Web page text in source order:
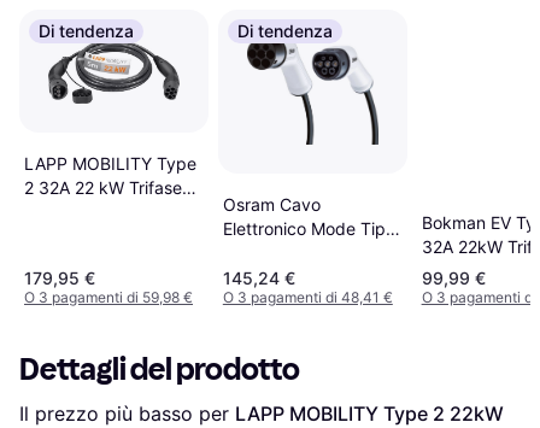
Di tendenza
LAPP MOBILITY Type
2 32A 22 kW Trifase
179,95 €
O 3 pagamenti di 59,98 €
Di tendenza
Osram Cavo
Elettronico Mode Tipo
Trifase 5m
145,24 €
O 3 pagamenti di 48,41 €
Bokman EV
32A 22kW
99,99 €
O 3 pagamenti
Dettagli del prodotto
Il prezzo più basso per LAPP MOBILITY Type 2 22kW